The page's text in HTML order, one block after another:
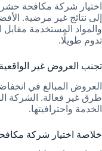
اختيار شركة مكافحة
إلى نتائج غير مرضية.
والمواد المستخدمة
تدوم طويلًا.
تجنب العروض غير الواقعية
العروض المبالغ في
طرق غير فعالة. الشركة
الخدمة واحترافيتها.
خلاصة اختيار شركة